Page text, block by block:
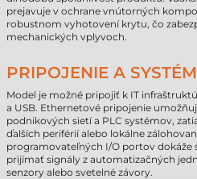
prejavuje v ochrane vnútorných
robustnom vyhotovení krytu, čo
mechanických vplyvoch.
PRIPOJENIE A
Model je možné pripojiť k IT
a USB. Ethernetové pripojenie
podnikových sietí a PLC systémov,
ďalších periférií alebo lokálne
programovateľných I/O portov dokáže
prijímať signály z automatizačných
senzory alebo svetelné závory.